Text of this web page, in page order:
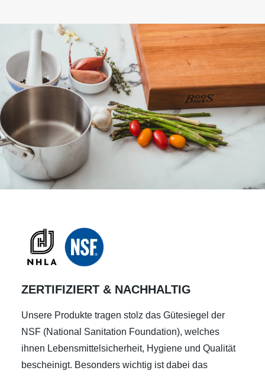
ZERTIFIZIERT & NACHHALTIG
Unsere Produkte tragen stolz das Gütesiegel der
NSF (National Sanitation Foundation), welches
ihnen Lebensmittelsicherheit, Hygiene und Qualität
bescheinigt. Besonders wichtig ist dabei das